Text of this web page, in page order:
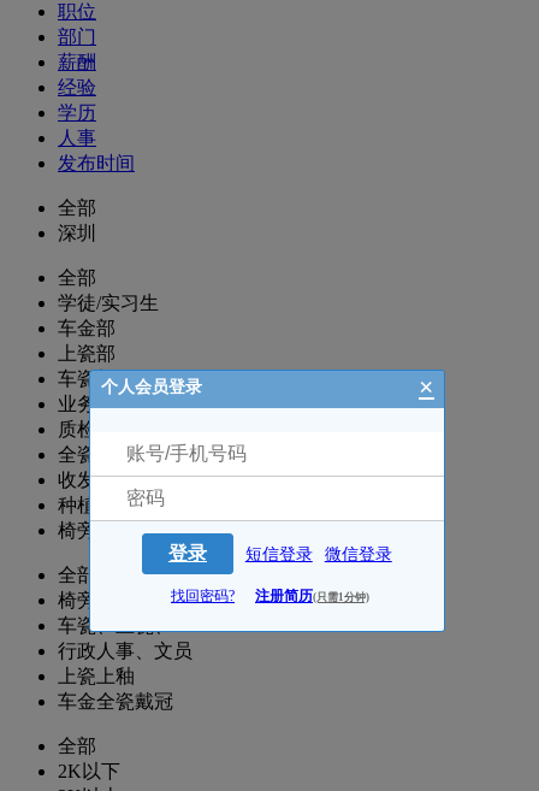
职位
部门
薪酬
经验
学历
人事
发布时间
全部
深圳
全部
学徒/实习生
车金部
上瓷部
车瓷部
业务/代理/电销
质检/采购
全瓷/精密附件/3D打印
收发部/行政/人事/文员/翻译
种植部
椅旁技师/临床支持
全部
椅旁技师
车瓷、上瓷、CAD
行政人事、文员
上瓷上釉
车金全瓷戴冠
全部
2K以下
个人会员登录 ×
登录 短信登录 微信登录
找回密码? 注册简历(只需1分钟)